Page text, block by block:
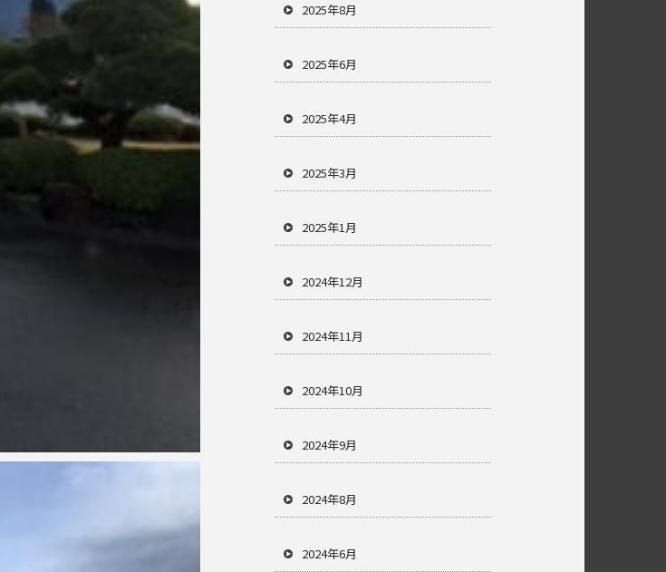
2025年8月
2025年6月
2025年4月
2025年3月
2025年1月
2024年12月
2024年11月
2024年10月
2024年9月
2024年8月
2024年6月